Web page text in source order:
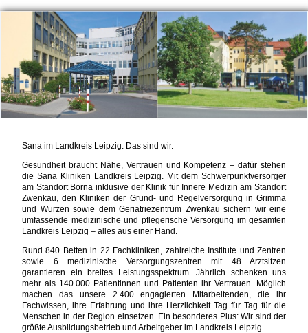
Sana im Landkreis Leipzig: Das sind wir.
Gesundheit braucht Nähe, Vertrauen und Kompetenz – dafür stehen
die Sana Kliniken Landkreis Leipzig. Mit dem Schwerpunktversorger
am Standort Borna inklusive der Klinik für Innere Medizin am Standort
Zwenkau, den Kliniken der Grund- und Regelversorgung in Grimma
und Wurzen sowie dem Geriatriezentrum Zwenkau sichern wir eine
umfassende medizinische und pflegerische Versorgung im gesamten
Landkreis Leipzig – alles aus einer Hand.
Rund 840 Betten in 22 Fachkliniken, zahlreiche Institute und Zentren
sowie 6 medizinische Versorgungszentren mit 48 Arztsitzen
garantieren ein breites Leistungsspektrum. Jährlich schenken uns
mehr als 140.000 Patientinnen und Patienten ihr Vertrauen. Möglich
machen das unsere 2.400 engagierten Mitarbeitenden, die ihr
Fachwissen, ihre Erfahrung und ihre Herzlichkeit Tag für Tag für die
Menschen in der Region einsetzen. Ein besonderes Plus: Wir sind der
größte Ausbildungsbetrieb und Arbeitgeber im Landkreis Leipzig